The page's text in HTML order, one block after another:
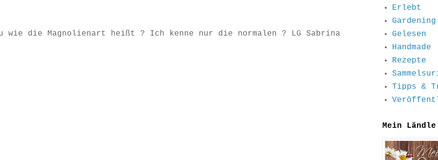
wie die Magnolienart heißt ? Ich kenne nur die normalen ? LG Sabrina
Erlebt
Gardening
Gelesen
Handmade
Rezepte
Tipps &
Mein Ländle